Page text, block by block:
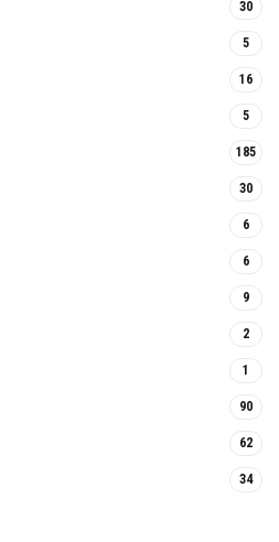
30
5
16
5
185
30
6
6
9
2
1
90
62
34